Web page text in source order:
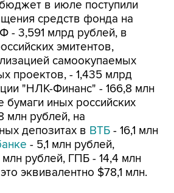
- 3,591 млрд рублей, в
эмитентов,
самоокупаемых
проектов, - 1,435 млрд
"НЛК-Финанс" - 166,8 млн
иных российских
млн рублей, на
депозитах вВТБ- 16,1 млн
- 5,1 млн рублей,
рублей, ГПБ - 14,4 млн
эквивалентно $78,1 млн.
и субординированных